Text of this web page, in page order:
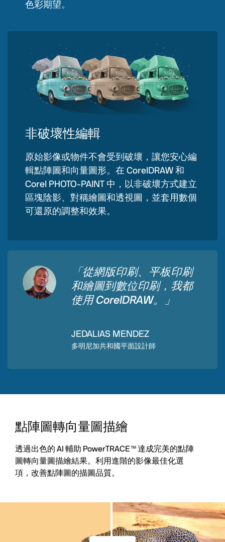
色彩期望。
非破壞性編輯
原始影像或物件不會受到破壞，讓您安心編
輯點陣圖和向量圖形。在 CorelDRAW 和
Corel PHOTO-PAINT 中，以非破壞方式建立
區塊陰影、對稱繪圖和透視圖，並套用數個
可還原的調整和效果。
「從網版印刷、平板印刷
和繪圖到數位印刷，我都
使用 CorelDRAW。」
JEDALIAS MENDEZ
多明尼加共和國平面設計師
點陣圖轉向量圖描繪
透過出色的 AI 輔助 PowerTRACE™ 達成完美的點陣
圖轉向量圖描繪結果。利用進階的影像最佳化選
項，改善點陣圖的描圖品質。